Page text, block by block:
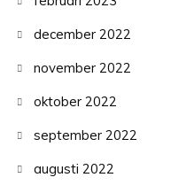
december 2022
november 2022
oktober 2022
september 2022
augusti 2022